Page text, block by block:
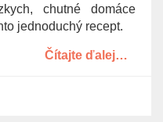
chutné domáce
jednoduchý recept.
Čítajte ďalej…